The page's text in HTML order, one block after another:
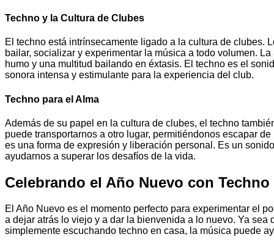
Techno y la Cultura de Clubes
El techno está intrínsecamente ligado a la cultura de clubes.
bailar, socializar y experimentar la música a todo volumen.
humo y una multitud bailando en éxtasis. El techno es el
sonora intensa y estimulante para la experiencia del club.
Techno para el Alma
Además de su papel en la cultura de clubes, el techno
puede transportarnos a otro lugar, permitiéndonos escapar
es una forma de expresión y liberación personal. Es un
ayudarnos a superar los desafíos de la vida.
Celebrando el Año Nuevo con Techno
El Año Nuevo es el momento perfecto para experimentar el
a dejar atrás lo viejo y a dar la bienvenida a lo nuevo. Ya
simplemente escuchando techno en casa, la música puede